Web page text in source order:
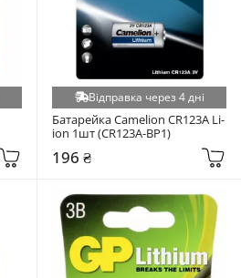
Відправка через 4 дні
Батарейка Camelion CR123A Li-
ion 1шт (CR123A-BP1)
196 ₴